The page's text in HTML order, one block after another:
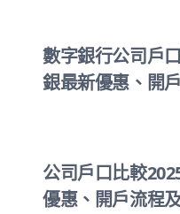
數字銀行公司戶
銀最新優惠、開
公司戶口比較
優惠、開戶流程